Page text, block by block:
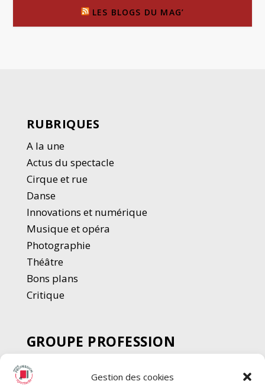
Gestion des cookies
LES BLOGS DU MAG’
RUBRIQUES
A la une
Actus du spectacle
Cirque et rue
Danse
Innovations et numérique
Musique et opéra
Photographie
Théâtre
Bons plans
Critique
GROUPE PROFESSION
SPECTACLE
Chèque Intermittents